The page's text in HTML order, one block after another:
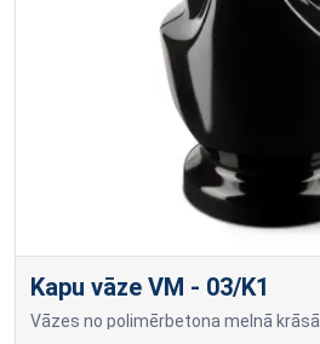
Kapu vāze VM - 03/K1
Vāzes no polimērbetona melnā krāsā